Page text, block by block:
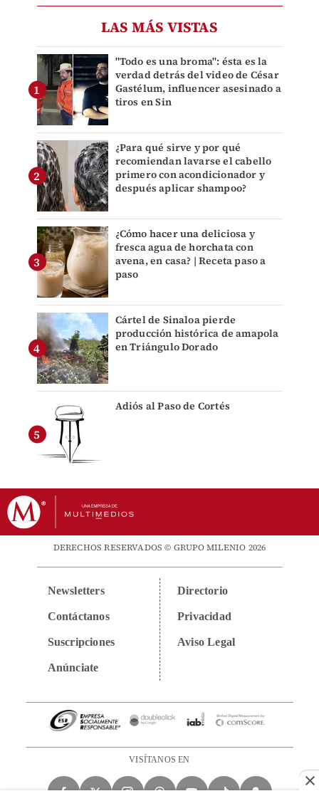
LAS MÁS VISTAS
"Todo es una broma": ésta es la
verdad detrás del video de César
Gastélum, influencer asesinado a
tiros en Sin
¿Para qué sirve y por qué
recomiendan lavarse el cabello
primero con acondicionador y
después aplicar shampoo?
¿Cómo hacer una deliciosa y
fresca agua de horchata con
avena, en casa? | Receta paso a
paso
Cártel de Sinaloa pierde
producción histórica de amapola
en Triángulo Dorado
Adiós al Paso de Cortés
DERECHOS RESERVADOS © GRUPO MILENIO 2026
Newsletters
Contáctanos
Suscripciones
Anúnciate
Directorio
Privacidad
Aviso Legal
VISÍTANOS EN